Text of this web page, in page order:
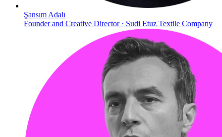
Şansım Adalı
Founder and Creative Director · Sudi Etuz Textile Company